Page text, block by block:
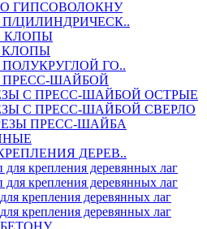
ГИПСОВОЛОКНУ
ЦИЛИНДРИЧЕСК..
КЛОПЫ
КЛОПЫ
ГО..
ПРЕСС-ШАЙБОЙ
С ПРЕСС-ШАЙБОЙ ОСТРЫЕ
С ПРЕСС-ШАЙБОЙ СВЕРЛО
ПРЕСС-ШАЙБА
ДЕРЕВ..
крепления деревянных лаг
крепления деревянных лаг
крепления деревянных лаг
крепления деревянных лаг